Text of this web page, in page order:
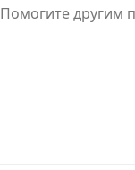
Помогите другим